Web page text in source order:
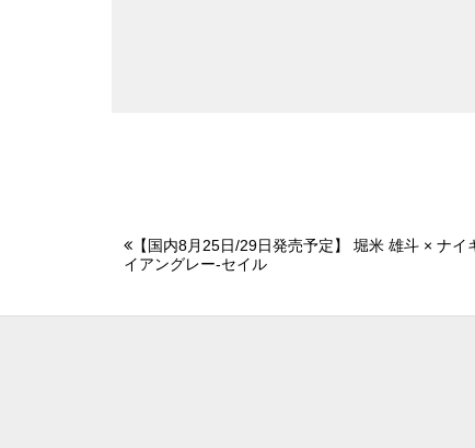
【国内8月25日/29日発売予定】 堀米 雄斗 × ナ
イアングレー-セイル